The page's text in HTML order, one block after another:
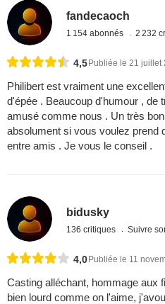
fandecaoch
1 154 abonnés 2 232
4,5Publiée le 21 juillet
Philibert est vraiment une
d'épée . Beaucoup d'humour , de
amusé comme nous . Un très
absolument si vous voulez prend
entre amis . Je vous le conseil .
bidusky
136 critiques Suivre
4,0Publiée le 11
Casting alléchant, hommage aux
bien lourd comme on l'aime,